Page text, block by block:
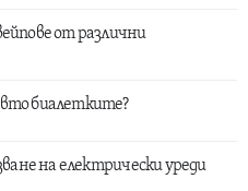
от различни
биалетките?
на електрически уреди